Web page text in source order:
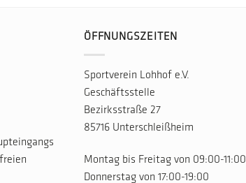
ÖFFNUNGSZEITEN
Sportverein Lohhof e.V.
Geschäftsstelle
Bezirksstraße 27
85716 Unterschleißheim
Montag bis Freitag von 09:00-11:00
Donnerstag von 17:00-19:00